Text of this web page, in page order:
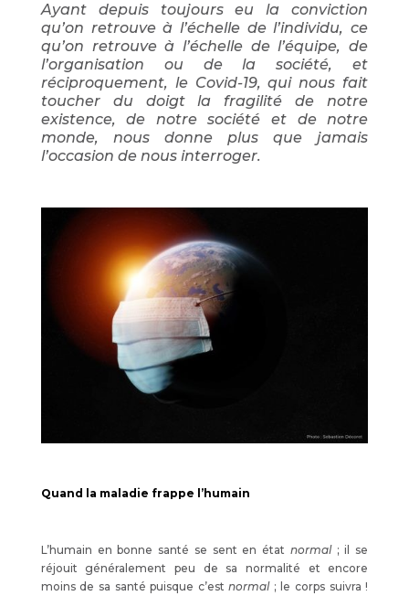
Ayant depuis toujours eu la conviction
qu’on retrouve à l’échelle de l’individu, ce
qu’on retrouve à l’échelle de l’équipe, de
l’organisation ou de la société, et
réciproquement, le Covid-19, qui nous fait
toucher du doigt la fragilité de notre
existence, de notre société et de notre
monde, nous donne plus que jamais
l’occasion de nous interroger.
Quand la maladie frappe l’humain
L’humain en bonne santé se sent en état normal; il se
réjouit généralement peu de sa normalité et encore
moins de sa santé puisque c’estnormal; le corps suivra !